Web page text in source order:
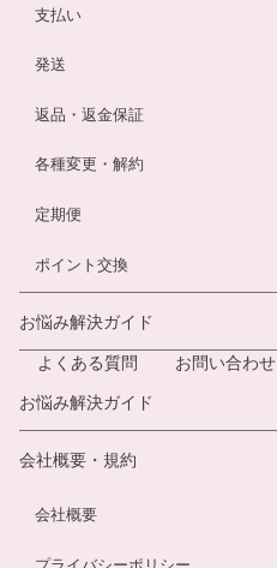
支払い
発送
返品・返金保証
各種変更・解約
定期便
ポイント交換
お悩み解決ガイド
よくある質問
お問い合わせ
お悩み解決ガイド
会社概要・規約
会社概要